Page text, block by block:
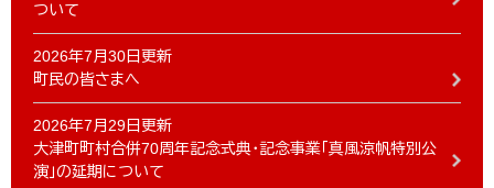
ついて
2026年7月30日更新
町民の皆さまへ
2026年7月29日更新
大津町町村合併70周年記念式典・記念事業「真風涼帆特別公
演」の延期について